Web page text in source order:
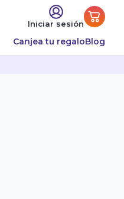
Iniciar sesión
Canjea tu regaloBlog